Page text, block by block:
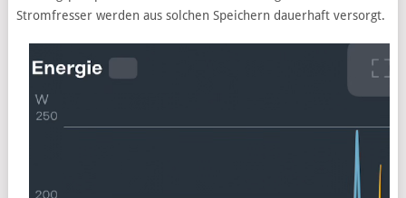
Stromfresser werden aus solchen Speichern dauerhaft versorgt.